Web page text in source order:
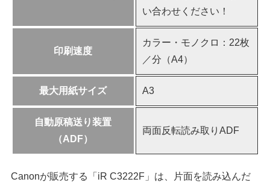
い合わせください！
印刷速度
カラー・モノクロ：22枚
／分（A4）
最大用紙サイズ A3
自動原稿送り装置
（ADF）
両面反転読み取りADF
Canonが販売する「iR C3222F」は、片面を読み込んだ